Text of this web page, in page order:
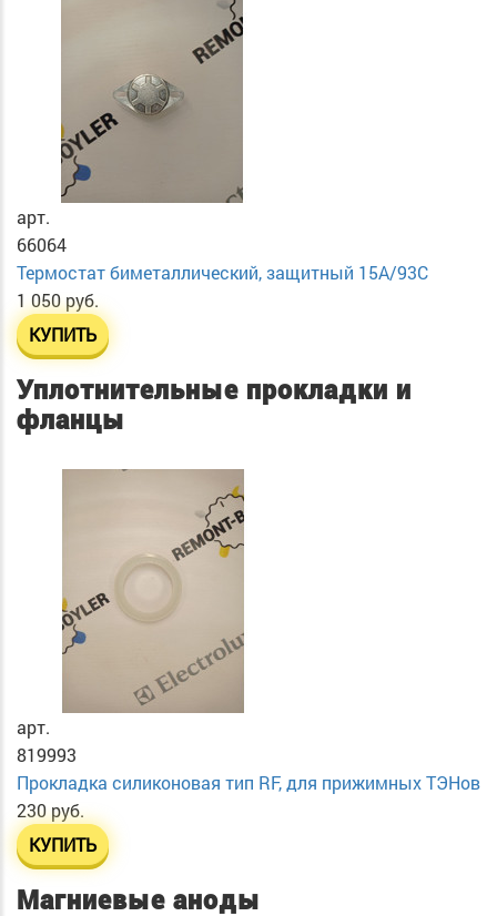
арт.
66064
Термостат биметаллический, защитный 15А/93С
1 050 руб.
КУПИТЬ
Уплотнительные прокладки и
фланцы
арт.
819993
Прокладка силиконовая тип RF, для прижимных ТЭНов
230 руб.
КУПИТЬ
Магниевые аноды